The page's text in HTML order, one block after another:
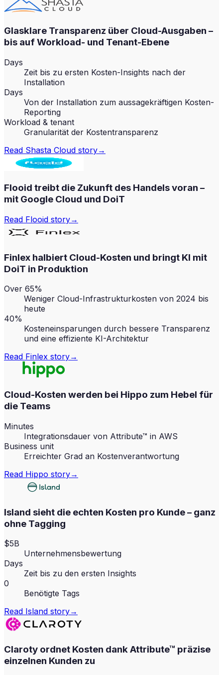
Glasklare Transparenz über Cloud-Ausgaben –
bis auf Workload- und Tenant-Ebene
Days
Zeit bis zu ersten Kosten-Insights nach der
Installation
Days
Von der Installation zum aussagekräftigen Kosten-
Reporting
Workload & tenant
Granularität der Kostentransparenz
Read Shasta Cloud story→
Flooid treibt die Zukunft des Handels voran –
mit Google Cloud und DoiT
Read Flooid story→
Finlex halbiert Cloud-Kosten und bringt KI mit
DoiT in Produktion
Over 65%
Weniger Cloud-Infrastrukturkosten von 2024 bis
heute
40%
Kosteneinsparungen durch bessere Transparenz
und eine effiziente KI-Architektur
Read Finlex story→
Cloud-Kosten werden bei Hippo zum Hebel für
die Teams
Minutes
Integrationsdauer von Attribute™ in AWS
Business unit
Erreichter Grad an Kostenverantwortung
Read Hippo story→
Island sieht die echten Kosten pro Kunde – ganz
ohne Tagging
$5B
Unternehmensbewertung
Days
Zeit bis zu den ersten Insights
0
Benötigte Tags
Read Island story→
Claroty ordnet Kosten dank Attribute™ präzise
einzelnen Kunden zu